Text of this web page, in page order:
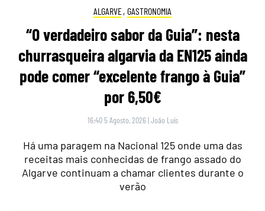
ALGARVE, GASTRONOMIA
“O verdadeiro sabor da Guia”: nesta
churrasqueira algarvia da EN125 ainda
pode comer “excelente frango à Guia”
por 6,50€
16:40 5 Agosto, 2026 |João Luís
Há uma paragem na Nacional 125 onde uma das
receitas mais conhecidas de frango assado do
Algarve continuam a chamar clientes durante o
verão